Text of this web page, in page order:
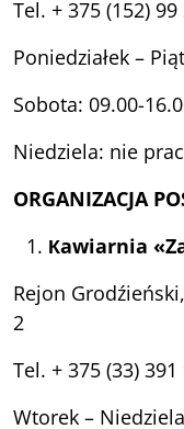
Tel. + 375 (152) 99
Poniedziałek –
Sobota: 09.00-
Niedziela: nie
ORGANIZACJA
Кawiarnia «Z
Rejon
2
Tel. + 375 (33) 391
Wtorek –